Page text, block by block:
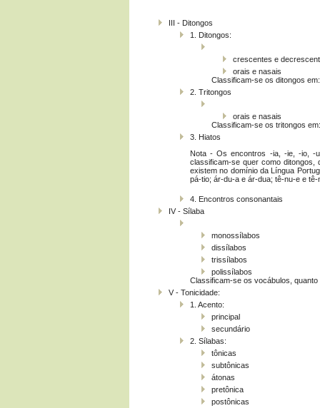
III - Ditongos
1. Ditongos:
crescentes e
orais e nasais
Classificam-se os ditongos em:
2. Tritongos
orais e nasais
Classificam-se os tritongos em:
3. Hiatos
Nota - Os encontros -ia, -ie, -io, -
classificam-se quer como
existem no domínio da Língua
pá-tio; ár-du-a e ár-dua; tê-nu-e e
4. Encontros consonantais
IV - Sílaba
monossílabos
dissílabos
trissílabos
polissílabos
Classificam-se os vocábulos,
V - Tonicidade:
1. Acento:
principal
secundário
2. Sílabas:
tônicas
subtônicas
átonas
pretônica
postônicas